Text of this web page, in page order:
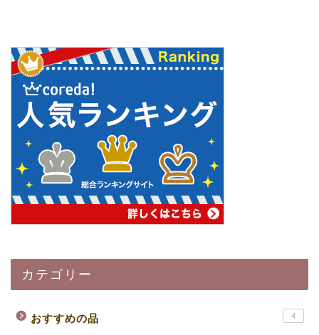
カテゴリー
おすすめの品 4